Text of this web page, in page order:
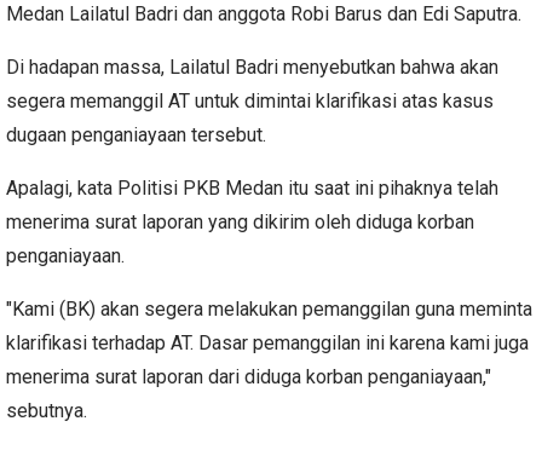
Medan Lailatul Badri dan anggota Robi Barus dan Edi Saputra.
Di hadapan massa, Lailatul Badri menyebutkan bahwa akan
segera memanggil AT untuk dimintai klarifikasi atas kasus
dugaan penganiayaan tersebut.
Apalagi, kata Politisi PKB Medan itu saat ini pihaknya telah
menerima surat laporan yang dikirim oleh diduga korban
penganiayaan.
"Kami (BK) akan segera melakukan pemanggilan guna meminta
klarifikasi terhadap AT. Dasar pemanggilan ini karena kami juga
menerima surat laporan dari diduga korban penganiayaan,"
sebutnya.